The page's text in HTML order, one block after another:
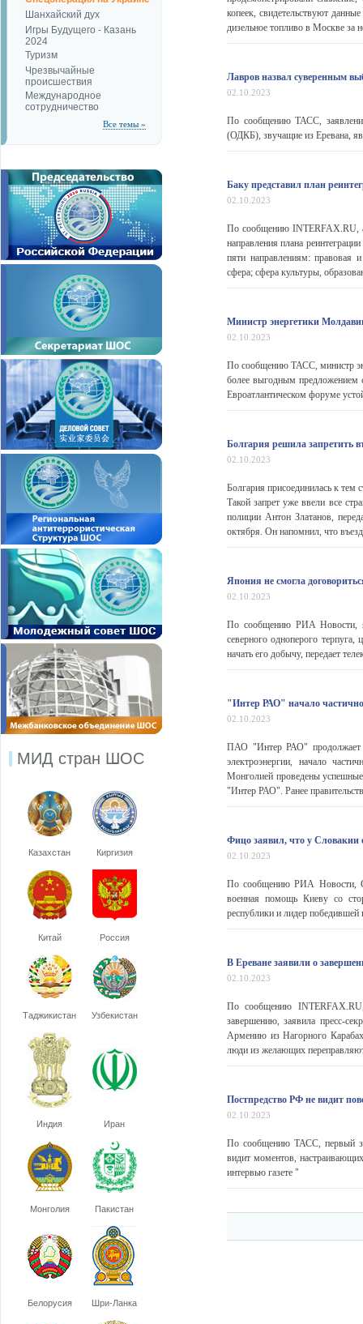
Шанхайский дух
Игры Будущего - Казань
2024
Туризм
Чрезвычайные
происшествия
Международное
сотрудничество
Все темы »
МИД стран ШОС
Казахстан Киргизия
Китай Россия
Таджикистан Узбекистан
Индия Иран
Монголия Пакистан
Белорусия Шри-Ланка
копеек, свидетельствуют
дизельное топливо в Москве за
Лавров назвал суверенным
02.10.2023
По сообщению ТАСС,
(ОДКБ), звучащие из Еревана,
Баку представил план
02.10.2023
По сообщению INTERFAX.RU,
направления плана
пяти направлениям: правовая
сфера; сфера культуры,
Министр энергетики
02.10.2023
По сообщению ТАСС, министр
более выгодным предложением
Евроатлантическом форуме
Болгария решила запретить
02.10.2023
Болгария присоединилась к тем
Такой запрет уже ввели все
полиции Антон Златанов,
октября. Он напомнил, что
Япония не смогла
02.10.2023
По сообщению РИА Новости,
северного одноперого
начать его добычу, передает
"Интер РАО" начало частично
02.10.2023
ПАО "Интер РАО" продолжает
электроэнергии, начало
Монголией проведены
"Интер РАО". Ранее
Фицо заявил, что у Словакии
02.10.2023
По сообщению РИА Новости,
военная помощь Киеву со
республики и лидер
В Ереване заявили о
02.10.2023
По сообщению
завершению, заявила пресс-
Армению из Нагорного
люди из желающих
Постпредство РФ не видит
02.10.2023
По сообщению ТАСС, первый
видит моментов,
интервью газете "